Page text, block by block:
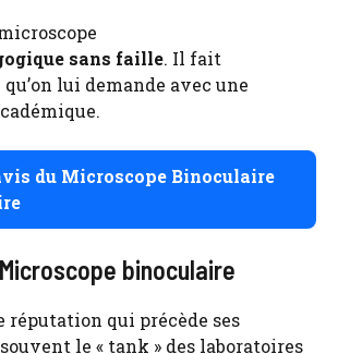
sans faille. Il fait
lui demande avec une
du Microscope Binoculaire
binoculaire
réputation qui précède ses
le « tank » des laboratoires